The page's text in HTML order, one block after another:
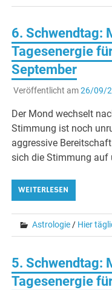
6. Schwendtag:
Tagesenergie
September
Veröffentlicht am26/09/
Der Mond wechselt
Stimmung ist noch
aggressive
sich die Stimmung auf
WEITERLESEN
Astrologie/ Hier
5. Schwendtag:
Tagesenergie